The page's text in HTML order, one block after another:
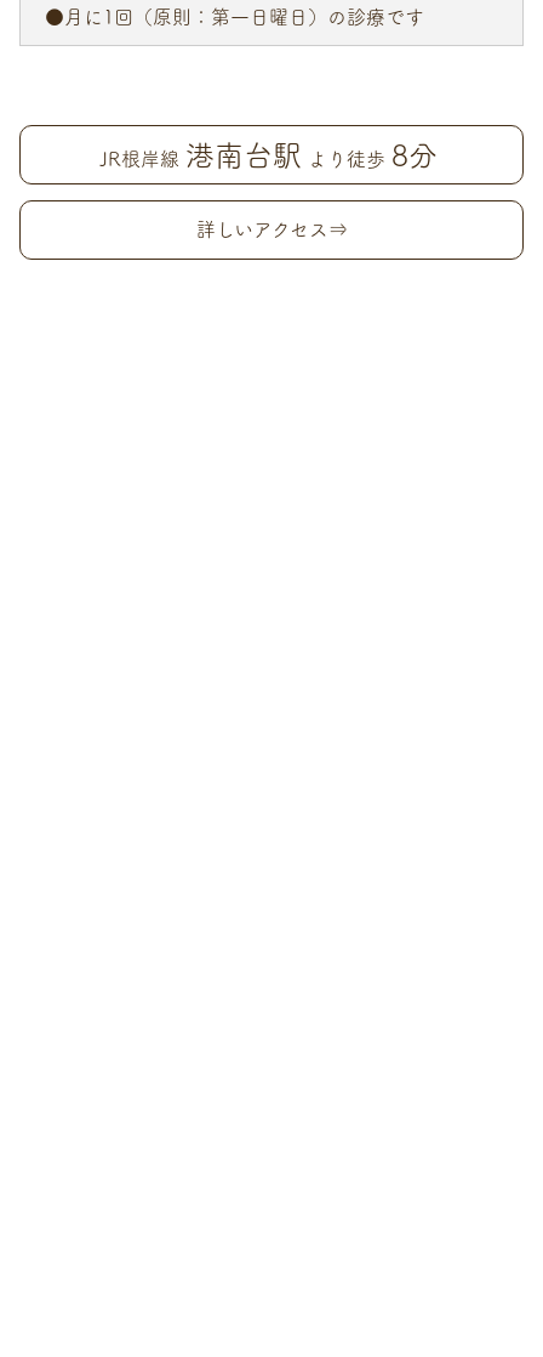
●月に1回（原則：第一日曜日）の診療です
JR根岸線 港南台駅 より徒歩 8分
詳しいアクセス⇒